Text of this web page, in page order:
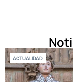
ACTUALIDAD